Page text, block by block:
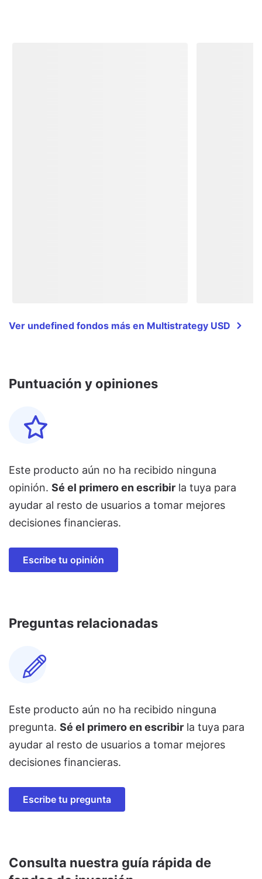
Ver undefined fondos más en Multistrategy USD
Puntuación y opiniones
Este producto aún no ha recibido ninguna
opinión. Sé el primero en escribir la tuya para
ayudar al resto de usuarios a tomar mejores
decisiones financieras.
Escribe tu opinión
Preguntas relacionadas
Este producto aún no ha recibido ninguna
pregunta. Sé el primero en escribir la tuya para
ayudar al resto de usuarios a tomar mejores
decisiones financieras.
Escribe tu pregunta
Consulta nuestra guía rápida de